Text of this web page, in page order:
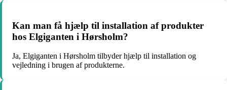
Kan man få hjælp til installation af produkter
hos Elgiganten i Hørsholm?
Ja, Elgiganten i Hørsholm tilbyder hjælp til installation og
vejledning i brugen af produkterne.